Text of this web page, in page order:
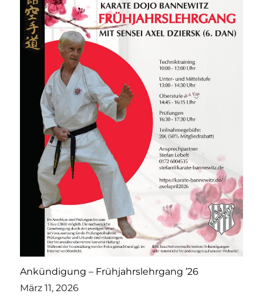
Ankündigung – Frühjahrslehrgang ’26
März 11, 2026